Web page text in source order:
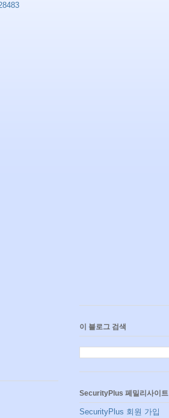
이 블로그 검색
SecurityPlus 페밀리사이트
SecurityPlus 회원 가입